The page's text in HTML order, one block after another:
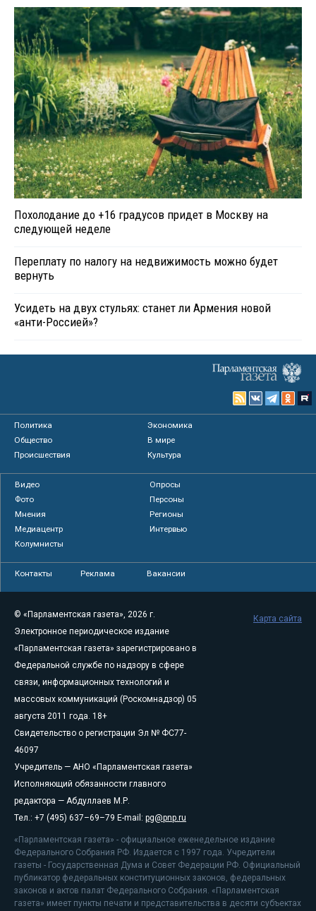
Похолодание до +16 градусов придет в Москву на
следующей неделе
Переплату по налогу на недвижимость можно будет
вернуть
Усидеть на двух стульях: станет ли Армения новой
«анти-Россией»?
Политика
Экономика
Общество
В мире
Происшествия
Культура
Видео
Опросы
Фото
Персоны
Мнения
Регионы
Медиацентр
Интервью
Колумнисты
Контакты Реклама Вакансии
© «Парламентская газета», 2026 г.
Электронное периодическое издание
«Парламентская газета» зарегистрировано в
Федеральной службе по надзору в сфере
связи, информационных технологий и
массовых коммуникаций (Роскомнадзор) 05
августа 2011 года. 18+
Свидетельство о регистрации Эл № ФС77-
46097
Учредитель — АНО «Парламентская газета»
Исполняющий обязанности главного
редактора — Абдуллаев М.Р.
Тел.: +7 (495) 637–69–79 E-mail: pg@pnp.ru
«Парламентская газета» - официальное еженедельное издание
Федерального Собрания РФ. Издается с 1997 года. Учредители
газеты - Государственная Дума и Совет Федерации РФ. Официальный
публикатор федеральных конституционных законов, федеральных
законов и актов палат Федерального Собрания. «Парламентская
газета» имеет пункты печати и представительства в десяти субъектах
Карта сайта